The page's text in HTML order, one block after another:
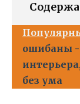
ошибаны -
без ума